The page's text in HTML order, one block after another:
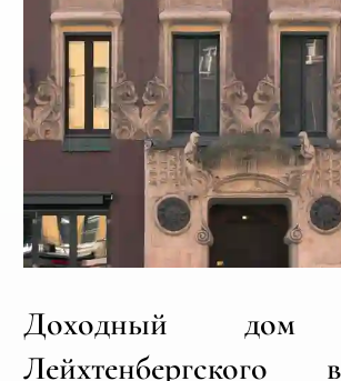
Доходный дом